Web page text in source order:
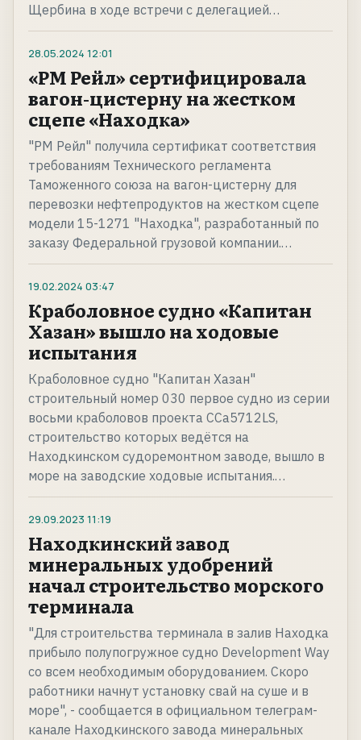
Щербина в ходе встречи с делегацией…
28.05.2024 12:01
«РМ Рейл» сертифицировала
вагон-цистерну на жестком
сцепе «Находка»
"РМ Рейл" получила сертификат соответствия
требованиям Технического регламента
Таможенного союза на вагон-цистерну для
перевозки нефтепродуктов на жестком сцепе
модели 15-1271 "Находка", разработанный по
заказу Федеральной грузовой компании.…
19.02.2024 03:47
Краболовное судно «Капитан
Хазан» вышло на ходовые
испытания
Краболовное судно "Капитан Хазан"
строительный номер 030 первое судно из серии
восьми краболовов проекта CCa5712LS,
строительство которых ведётся на
Находкинском судоремонтном заводе, вышло в
море на заводские ходовые испытания.…
29.09.2023 11:19
Находкинский завод
минеральных удобрений
начал строительство морского
терминала
"Для строительства терминала в залив Находка
прибыло полупогружное судно Development Way
со всем необходимым оборудованием. Скоро
работники начнут установку свай на суше и в
море", - сообщается в официальном телеграм-
канале Находкинского завода минеральных